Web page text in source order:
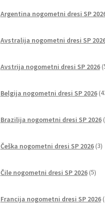
Argentina nogometni dresi SP
Avstralija nogometni dresi SP
Avstrija nogometni dresi SP 2026
Belgija nogometni dresi SP 2026
Brazilija nogometni dresi SP 2026
Češka nogometni dresi SP 2026 3
Čile nogometni dresi SP 2026 5
Francija nogometni dresi SP 2026